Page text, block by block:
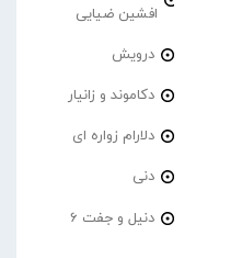
افشین ضیایی
درویش
دکاموند و زانیار
دلارام زواره ای
دنی
دنیل و جفت 6